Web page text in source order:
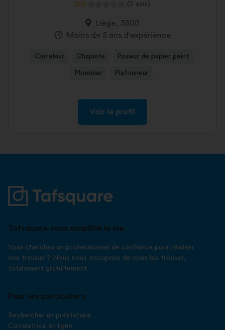
0,0 (0 avis)
Liège, 3500
Moins de 5 ans d'expérience
Carreleur Chapiste Poseur de papier peint
Plombier Plafonneur
Voir le profil
Tafsquare vous simplifie la vie
Vous cherchez un professionnel de confiance pour réaliser
vos travaux ? Nous nous occupons de vous les trouver,
totalement gratuitement.
Pour les particuliers
Rechercher un prestataire
Calculatrice en ligne